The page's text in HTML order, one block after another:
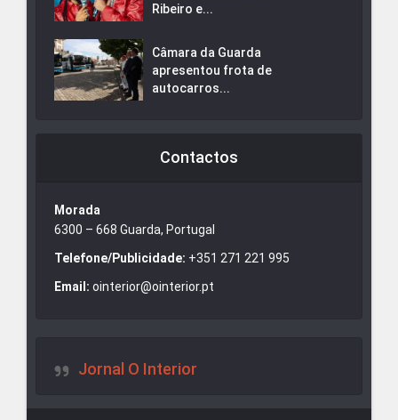
Ribeiro e...
Câmara da Guarda
apresentou frota de
autocarros...
Contactos
Morada
6300 – 668 Guarda, Portugal
Telefone/Publicidade: +351 271 221 995
Email: ointerior@ointerior.pt
Jornal O Interior